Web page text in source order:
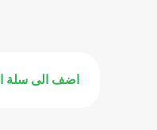
اضف الى سلة